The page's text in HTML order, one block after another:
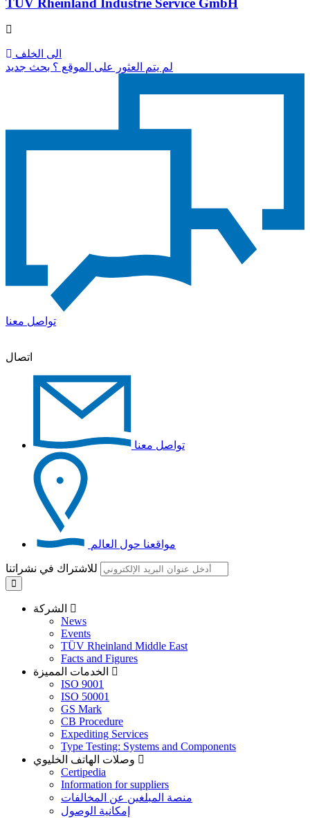
الى الخلف
لم يتم العثور على الموقع ؟ بحث جديد
تواصل معنا
اتصال
تواصل معنا
مواقعنا حول العالم
للاشتراك في نشراتنا
News
Events
TÜV Rheinland Middle East
Facts and Figures
ISO 9001
ISO 50001
GS Mark
CB Procedure
Expediting Services
Type Testing: Systems and Components
Certipedia
Information for suppliers
منصة المبلغين عن المخالفات
إمكانية الوصول